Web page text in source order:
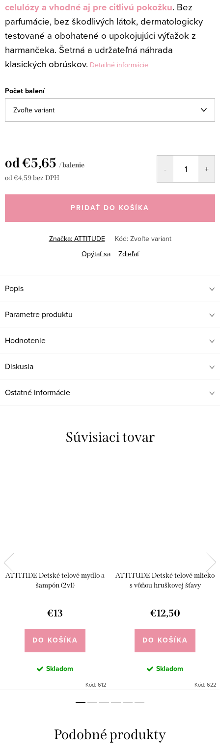
celulózy a vhodné aj pre citlivú pokožku. Bez
parfumácie, bez škodlivých látok, dermatologicky
testované a obohatené o upokojujúci výťažok z
harmančeka. Šetrná a udržateľná náhrada
klasických obrúskov. Detailné informácie
Počet balení
od€5,65 / balenie
od€4,59bez DPH
cena:
PRIDAŤ DO KOŠÍKA
Značka: ATTITUDE Kód: Zvoľte variant
Opýtať sa
Zdieľať
Popis
Parametre produktu
Hodnotenie
Diskusia
Ostatné informácie
Súvisiaci tovar
ATTITIDE Detské telové mydlo a
šampón (2v1)
€13
DO KOŠÍKA
Skladom
Kód: 612
ATTITUDE Detské telové mlieko
s vôňou hruškovej šťavy
€12,50
DO KOŠÍKA
Skladom
Kód: 622